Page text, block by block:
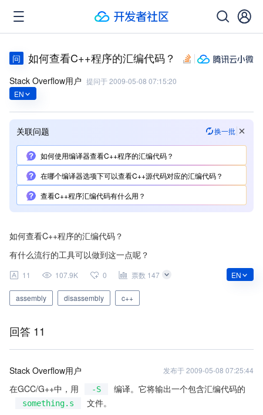
问 如何查看C++程序的汇编代码？
Stack Overflow用户 提问于2009-05-08 07:15:20
EN
关联问题 换一批
如何使用编译器查看C++程序的汇编代码？
在哪个编译器选项下可以查看C++源代码对应的汇编代码？
查看C++程序汇编代码有什么用？
如何查看C++程序的汇编代码？
有什么流行的工具可以做到这一点呢？
11 107.9K 0 票数 147 EN
assembly disassembly c++
回答 11
Stack Overflow用户 发布于2009-05-08 07:25:44
在GCC/G++中，用 -S 编译。它将输出一个包含汇编代码的
something.s
文件。